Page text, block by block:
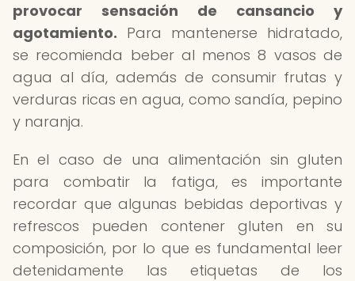
provocar sensación de cansancio y
agotamiento. Para mantenerse hidratado,
se recomienda beber al menos 8 vasos de
agua al día, además de consumir frutas y
verduras ricas en agua, como sandía, pepino
y naranja.
En el caso de una alimentación sin gluten
para combatir la fatiga, es importante
recordar que algunas bebidas deportivas y
refrescos pueden contener gluten en su
composición, por lo que es fundamental leer
detenidamente las etiquetas de los